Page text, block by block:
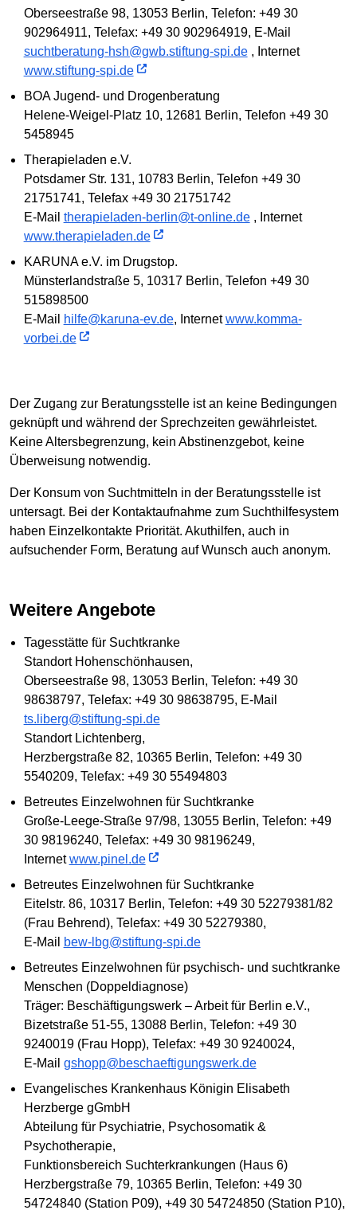
Oberseestraße 98, 13053 Berlin, Telefon: +49 30
902964911, Telefax: +49 30 902964919, E-Mail
suchtberatung-hsh@gwb.stiftung-spi.de, Internet
www.stiftung-spi.de
BOA Jugend- und Drogenberatung
Helene-Weigel-Platz 10, 12681 Berlin, Telefon +49 30
5458945
Therapieladen e.V.
Potsdamer Str. 131, 10783 Berlin, Telefon +49 30
21751741, Telefax +49 30 21751742
E-Mail therapieladen-berlin@t-online.de, Internet
www.therapieladen.de
KARUNA e.V. im Drugstop.
Münsterlandstraße 5, 10317 Berlin, Telefon +49 30
515898500
E-Mail
hilfe@karuna-ev.de, Internetwww.komma-
vorbei.de
Der Zugang zur Beratungsstelle ist an keine Bedingungen
geknüpft und während der Sprechzeiten gewährleistet.
Keine Altersbegrenzung, kein Abstinenzgebot, keine
Überweisung notwendig.
Der Konsum von Suchtmitteln in der Beratungsstelle ist
untersagt. Bei der Kontaktaufnahme zum Suchthilfesystem
haben Einzelkontakte Priorität. Akuthilfen, auch in
aufsuchender Form, Beratung auf Wunsch auch anonym.
Weitere Angebote
Tagesstätte für Suchtkranke
Standort Hohenschönhausen,
Oberseestraße 98, 13053 Berlin, Telefon: +49 30
98638797, Telefax: +49 30 98638795, E-Mail
ts.liberg@stiftung-spi.de
Standort Lichtenberg,
Herzbergstraße 82, 10365 Berlin, Telefon: +49 30
5540209, Telefax: +49 30 55494803
Betreutes Einzelwohnen für Suchtkranke
Große-Leege-Straße 97/98, 13055 Berlin, Telefon: +49
30 98196240, Telefax: +49 30 98196249,
Internetwww.pinel.de
Betreutes Einzelwohnen für Suchtkranke
Eitelstr. 86, 10317 Berlin, Telefon: +49 30 52279381/82
(Frau Behrend), Telefax: +49 30 52279380,
E-Mail
bew-lbg@stiftung-spi.de
Betreutes Einzelwohnen für psychisch- und suchtkranke
Menschen (Doppeldiagnose)
Träger: Beschäftigungswerk – Arbeit für Berlin e.V.,
Bizetstraße 51-55, 13088 Berlin, Telefon: +49 30
9240019 (Frau Hopp), Telefax: +49 30 9240024,
E-Mail gshopp@beschaeftigungswerk.de
Evangelisches Krankenhaus Königin Elisabeth
Herzberge gGmbH
Abteilung für Psychiatrie, Psychosomatik &
Psychotherapie,
Funktionsbereich Suchterkrankungen (Haus 6)
Herzbergstraße 79, 10365 Berlin, Telefon: +49 30
54724840 (Station P09), +49 30 54724850 (Station P10),